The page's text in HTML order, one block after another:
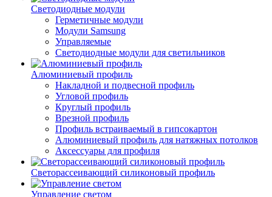
Светодиодные модули
Герметичные модули
Модули Samsung
Управляемые
Светодиодные модули для светильников
Алюминиевый профиль
Накладной и подвесной профиль
Угловой профиль
Круглый профиль
Врезной профиль
Профиль встраиваемый в гипсокартон
Алюминиевый профиль для натяжных потолков
Аксессуары для профиля
Светорассеивающий силиконовый профиль
Управление светом